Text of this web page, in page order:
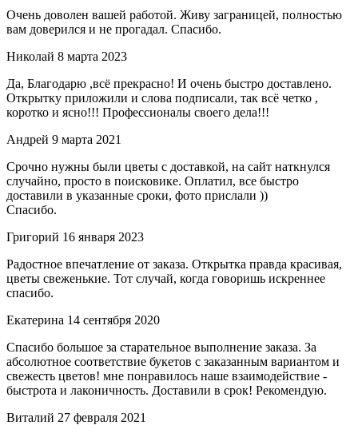
Очень доволен вашей работой. Живу заграницей, полностью
вам доверился и не прогадал. Спасибо.
Николай 8 марта 2023
Да, Благодарю ,всё прекрасно! И очень быстро доставлено.
Открытку приложили и слова подписали, так всё четко ,
коротко и ясно!!! Профессионалы своего дела!!!
Андрей 9 марта 2021
Срочно нужны были цветы с доставкой, на сайт наткнулся
случайно, просто в поисковике. Оплатил, все быстро
доставили в указанные сроки, фото прислали ))
Спасибо.
Григорий 16 января 2023
Радостное впечатление от заказа. Открытка правда красивая,
цветы свеженькие. Тот случай, когда говоришь искреннее
спасибо.
Екатерина 14 сентября 2020
Спасибо большое за старательное выполнение заказа. За
абсолютное соответствие букетов с заказанным вариантом и
свежесть цветов! мне понравилось наше взаимодействие -
быстрота и лаконичность. Доставили в срок! Рекомендую.
Виталий 27 февраля 2021